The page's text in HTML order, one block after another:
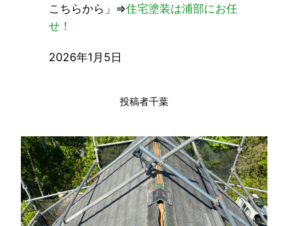
こちらから」⇒住宅塗装は浦部にお任
せ！
2026年1月5日
投稿者千葉